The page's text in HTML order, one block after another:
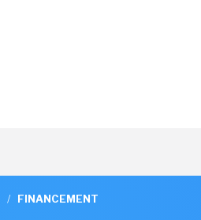
/ FINANCEMENT